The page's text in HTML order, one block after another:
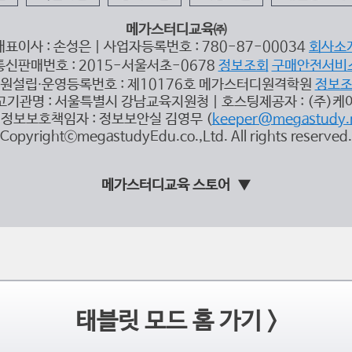
메가스터디교육㈜
표이사 : 손성은 | 사업자등록번호 : 780-87-00034 회사소
신판매번호 : 2015-서울서초-0678 정보조회 구매안전서비
설립∙운영등록번호 : 제10176호 메가스터디원격학원 정보
기관명 : 서울특별시 강남교육지원청 | 호스팅제공자 : (주)케
보보호책임자 : 정보보안실 김영무 (
CopyrightⓒmegastudyEdu.co.,Ltd. All rights reserved.
메가스터디교육 스토어
태블릿 모드 홈 가기 >